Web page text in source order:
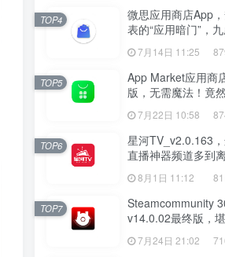
微思应用商店App
表的“应用暗门”，
没发现
7月14日 11:25
TOP4
App Market应用商
版，无需魔法！竟
厂出品？
7月22日 10:58
TOP5
星河TV_v2.0.163
直播神器频道多到
8月1日 11:12
TOP6
Steamcommunity
v14.0.02最终版，
家必备的网络工具箱
7月24日 21:02
TOP7